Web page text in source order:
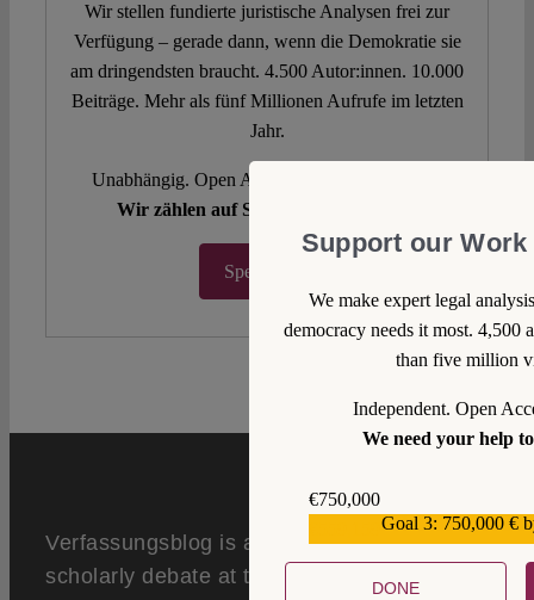
Wir stellen fundierte juristische Analysen frei zur
Verfügung – gerade dann, wenn die Demokratie sie
am dringendsten braucht. 4.500 Autor:innen. 10.000
Beiträge. Mehr als fünf Millionen Aufrufe im letzten
Jahr.
Unabhängig. Open Access. Spendenfinanziert.
Wir zählen auf Sie, damit es so bleibt.
Spenden ♡
Verfassungsblog is a global forum of
scholarly debate at the interface of
Support our
We make expert legal
democracy needs it most. 4,500
than five million
Independent. Open
We need your help
€750,000
Goal 3: 750,000 €
DONE